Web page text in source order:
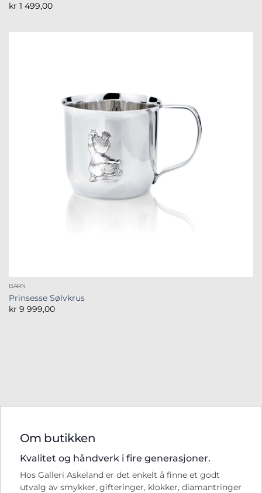
kr 1 499,00
BARN
Prinsesse Sølvkrus
kr 9 999,00
Om butikken
Kvalitet og håndverk i fire generasjoner.
Hos Galleri Askeland er det enkelt å finne et godt
utvalg av smykker, gifteringer, klokker, diamantringer